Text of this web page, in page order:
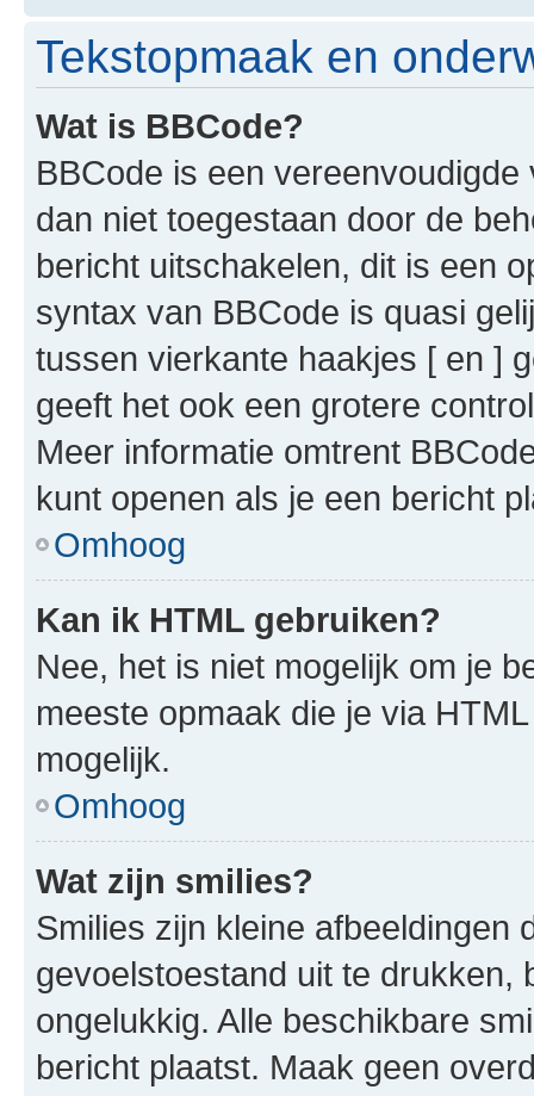
Tekstopmaak en
Wat is BBCode?
BBCode is een
dan niet toegestaan door de
bericht uitschakelen, dit is een
syntax van BBCode is quasi
tussen vierkante haakjes [ en ]
geeft het ook een grotere
Meer informatie omtrent
kunt openen als je een bericht
Omhoog
Kan ik HTML gebruiken?
Nee, het is niet mogelijk om je
meeste opmaak die je via
mogelijk.
Omhoog
Wat zijn smilies?
Smilies zijn kleine afbeeldingen
gevoelstoestand uit te drukken,
ongelukkig. Alle beschikbare
bericht plaatst. Maak geen